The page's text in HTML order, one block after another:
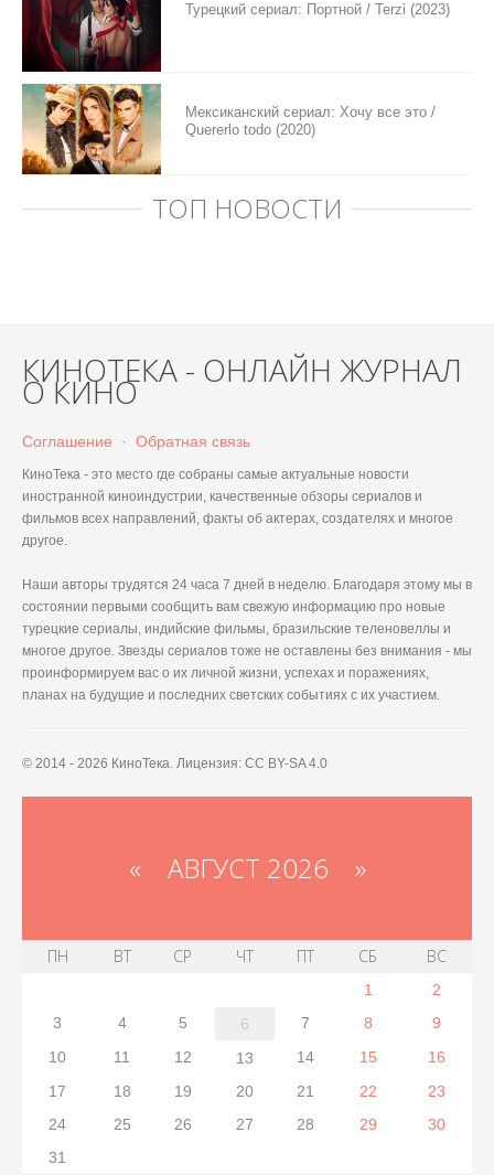
Турецкий сериал: Портной / Terzi (2023)
Мексиканский сериал: Хочу все это /
Quererlo todo (2020)
ТОП НОВОСТИ
КИНОТЕКА - ОНЛАЙН ЖУРНАЛ
О КИНО
Соглашение · Обратная связь
КиноТека - это место где собраны самые актуальные новости
иностранной киноиндустрии, качественные обзоры сериалов и
фильмов всех направлений, факты об актерах, создателях и многое
другое.
Наши авторы трудятся 24 часа 7 дней в неделю. Благодаря этому мы в
состоянии первыми сообщить вам свежую информацию про новые
турецкие сериалы, индийские фильмы, бразильские теленовеллы и
многое другое. Звезды сериалов тоже не оставлены без внимания - мы
проинформируем вас о их личной жизни, успехах и поражениях,
планах на будущие и последних светских событиях с их участием.
© 2014 - 2026 КиноТека. Лицензия: CC BY-SA 4.0
« АВГУСТ 2026 »
ПН ВТ СР ЧТ ПТ СБ ВС
1
2
3
4 5 6 7 8
9
10
11 12 13 14 15
16
17
18 19 20 21 22
23
24
25 26 27 28 29
30
31